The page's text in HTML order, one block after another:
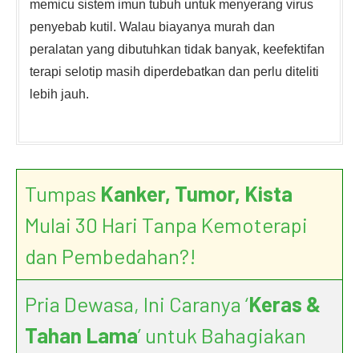
memicu sistem imun tubuh untuk menyerang virus
penyebab kutil. Walau biayanya murah dan
peralatan yang dibutuhkan tidak banyak, keefektifan
terapi selotip masih diperdebatkan dan perlu diteliti
lebih jauh.
Tumpas Kanker, Tumor, Kista
Mulai 30 Hari Tanpa Kemoterapi
dan Pembedahan?!
Pria Dewasa, Ini Caranya ‘Keras &
Tahan Lama’ untuk Bahagiakan